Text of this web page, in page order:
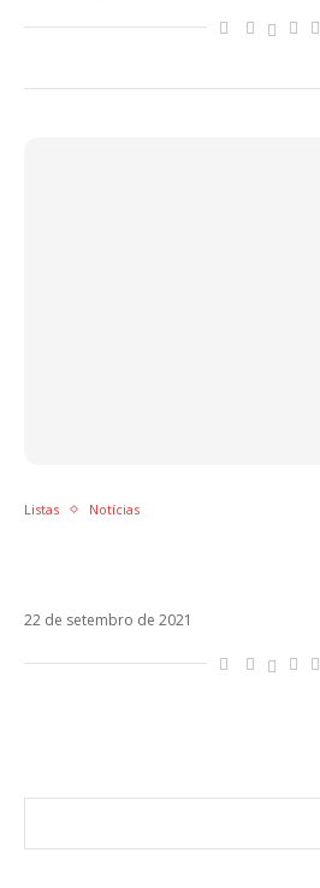
Listas Notícias
22 de setembro de 2021